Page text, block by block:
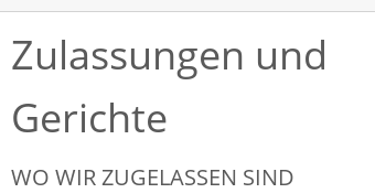
Zulassungen und
Gerichte
WO WIR ZUGELASSEN SIND